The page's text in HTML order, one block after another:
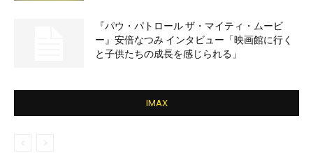
『パウ・パトロール ザ・マイティ・ムービ
ー』安倍なつみ インタビュー「映画館に行く
と子供たちの成長を感じられる」
IMAX